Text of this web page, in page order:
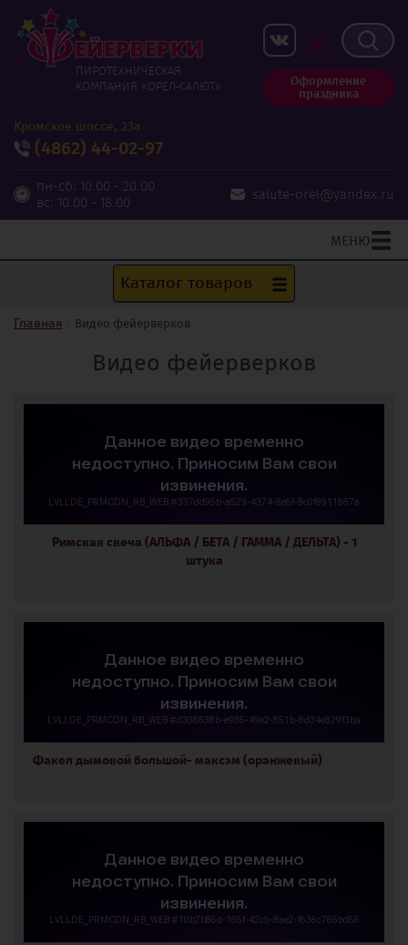
ПИРОТЕХНИЧЕСКАЯ
КОМПАНИЯ «ОРЕЛ‑САЛЮТ»
salute-orel@yandex.ru
пн-сб: 10.00 - 20.00
вс: 10.00 - 18.00
Кромское шоссе, 23а
(4862) 44-02-97
Оформление
праздника
МЕНЮ
Каталог товаров
Главная Видео фейерверков
Видео фейерверков
Римская свеча (АЛЬФА / БЕТА / ГАММА / ДЕЛЬТА) - 1
штука
Факел дымовой большой- максэм (оранжевый)